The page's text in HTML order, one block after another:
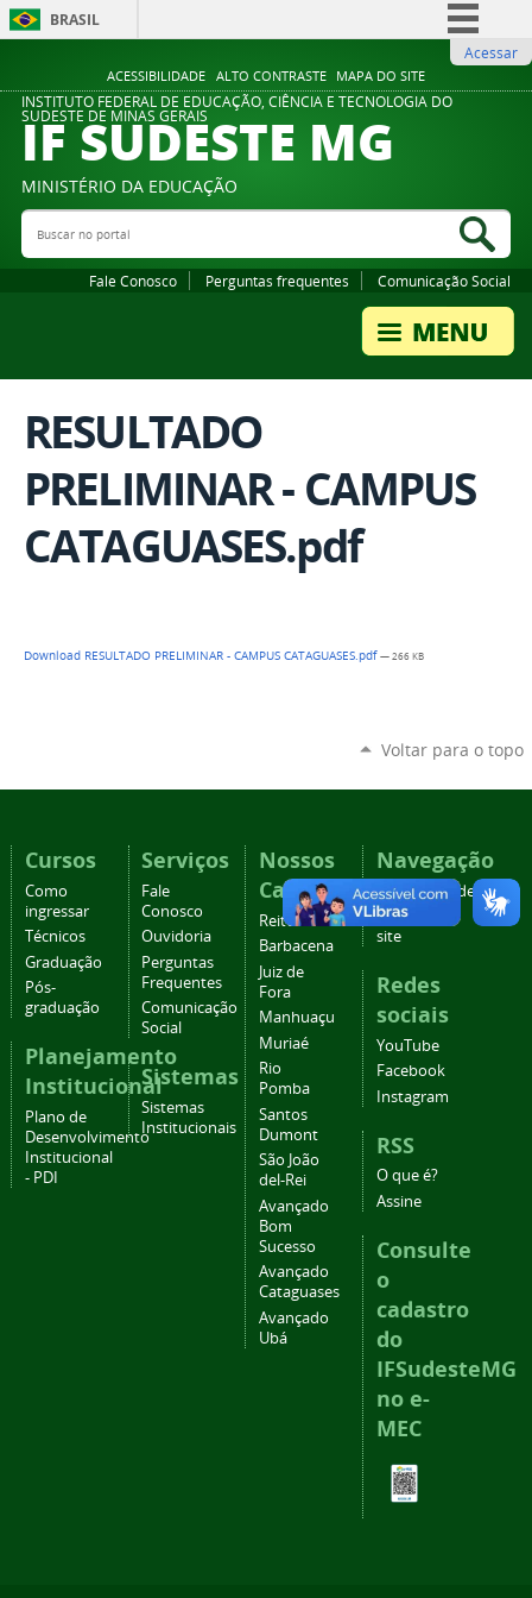
ACESSIBILIDADE ALTO CONTRASTE MAPA DO SITE
BRASIL
Comunica BR
Participe
Legislação
Acessar
INSTITUTO FEDERAL DE EDUCAÇÃO, CIÊNCIA E TECNOLOGIA DO
SUDESTE DE MINAS GERAIS
IF SUDESTE MG
MINISTÉRIO DA EDUCAÇÃO
Buscar no portal
Fale Conosco Perguntas frequentes Comunicação Social
RESULTADO
PRELIMINAR - CAMPUS
CATAGUASES.pdf
Download RESULTADO PRELIMINAR - CAMPUS CATAGUASES.pdf— 266 KB
Voltar para o topo
Cursos
Como
ingressar
Técnicos
Graduação
Pós-
graduação
Planejamento
Institucional
Plano de
Desenvolvimento
Institucional
- PDI
Serviços
Fale
Conosco
Ouvidoria
Perguntas
Frequentes
Comunicação
Social
Sistemas
Sistemas
Institucionais
Nossos
Campi
Reitoria
Barbacena
Juiz de
Fora
Manhuaçu
Muriaé
Rio
Pomba
Santos
Dumont
São João
del-Rei
Avançado
Bom
Sucesso
Avançado
Cataguases
Avançado
Ubá
Navegação
Acessibilidade
Mapa do
site
Redes
sociais
YouTube
Facebook
Instagram
RSS
O que é?
Assine
Consulte
o
cadastro
do
IFSudesteMG
no e-
MEC